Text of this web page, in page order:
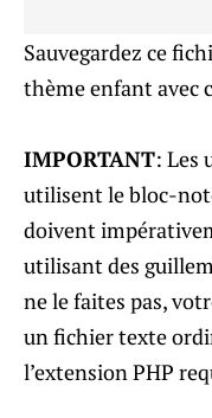
Sauvegardez ce
thème enfant avec
IMPORTANT: Les
utilisent le bloc-
doivent
utilisant des
ne le faites pas,
un fichier texte
l’extension PHP